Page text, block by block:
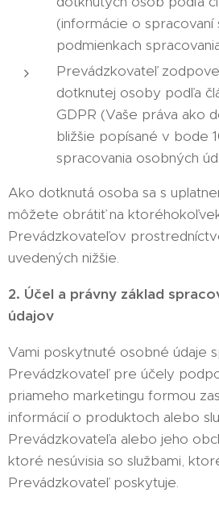
(informácie o
podmienkach
Prevádzkovateľ
dotknutej osoby podľa
GDPR (Vaše práva ako
bližšie popísané v bode
spracovania osobných
Ako dotknutá osoba sa s
môžete obrátiť na
Prevádzkovateľov
uvedených nižšie.
2. Účel a právny základ
údajov
Vami poskytnuté osobné údaje
Prevádzkovateľ pre účely
priameho marketingu formou
informácií o produktoch alebo
Prevádzkovateľa alebo jeho
ktoré nesúvisia so službami,
Prevádzkovateľ poskytuje.